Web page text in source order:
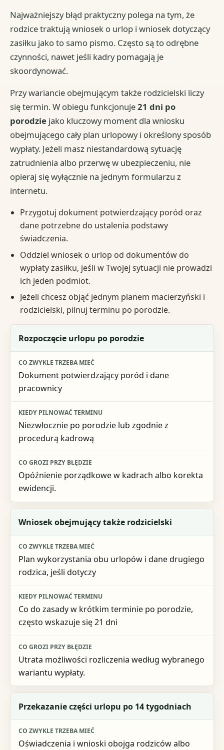
Najważniejszy błąd praktyczny polega na tym, że
rodzice traktują wniosek o urlop i wniosek dotyczący
zasiłku jako to samo pismo. Często są to odrębne
czynności, nawet jeśli kadry pomagają je
skoordynować.
Przy wariancie obejmującym także rodzicielski liczy
się termin. W obiegu funkcjonuje21 dni po
porodzie jako kluczowy moment dla wniosku
obejmującego cały plan urlopowy i określony sposób
wypłaty. Jeżeli masz niestandardową sytuację
zatrudnienia albo przerwę w ubezpieczeniu, nie
opieraj się wyłącznie na jednym formularzu z
internetu.
Przygotuj dokument potwierdzający poród oraz
dane potrzebne do ustalenia podstawy
świadczenia.
Oddziel wniosek o urlop od dokumentów do
wypłaty zasiłku, jeśli w Twojej sytuacji nie prowadzi
ich jeden podmiot.
Jeżeli chcesz objąć jednym planem macierzyński i
rodzicielski, pilnuj terminu po porodzie.
Czynność
Co zwykle trzeba mieć
Kiedy pilnować terminu
Co grozi przy błędzie
Rozpoczęcie urlopu po porodzie
Dokument potwierdzający poród i dane
pracownicy
Niezwłocznie po porodzie lub zgodnie z
procedurą kadrową
Opóźnienie porządkowe w kadrach albo korekta
ewidencji.
Wniosek obejmujący także rodzicielski
Plan wykorzystania obu urlopów i dane drugiego
rodzica, jeśli dotyczy
Co do zasady w krótkim terminie po porodzie,
często wskazuje się 21 dni
Utrata możliwości rozliczenia według wybranego
wariantu wypłaty.
Przekazanie części urlopu po 14 tygodniach
Oświadczenia i wnioski obojga rodziców albo